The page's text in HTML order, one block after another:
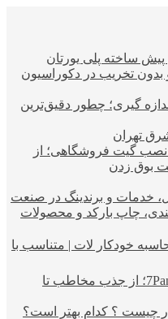
پیش ساخته پلی یورتان
تخریب در دکوراسیون
گیری؛ چطور دقیق‌ترین
تهران
نصب گیت فروشگاهی؛ از
بوق زدن
خدمات و برندینگ در صنعت
چاپ بارکد و محصولات
خودکار لات | متناسب با
خدمات شبکه‌های اجتماعی 7Panel؛ از جذب مخاطب تا
چیست ؟ کدام بهتر است؟